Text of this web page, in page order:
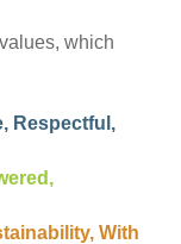
which
Respectful,
With